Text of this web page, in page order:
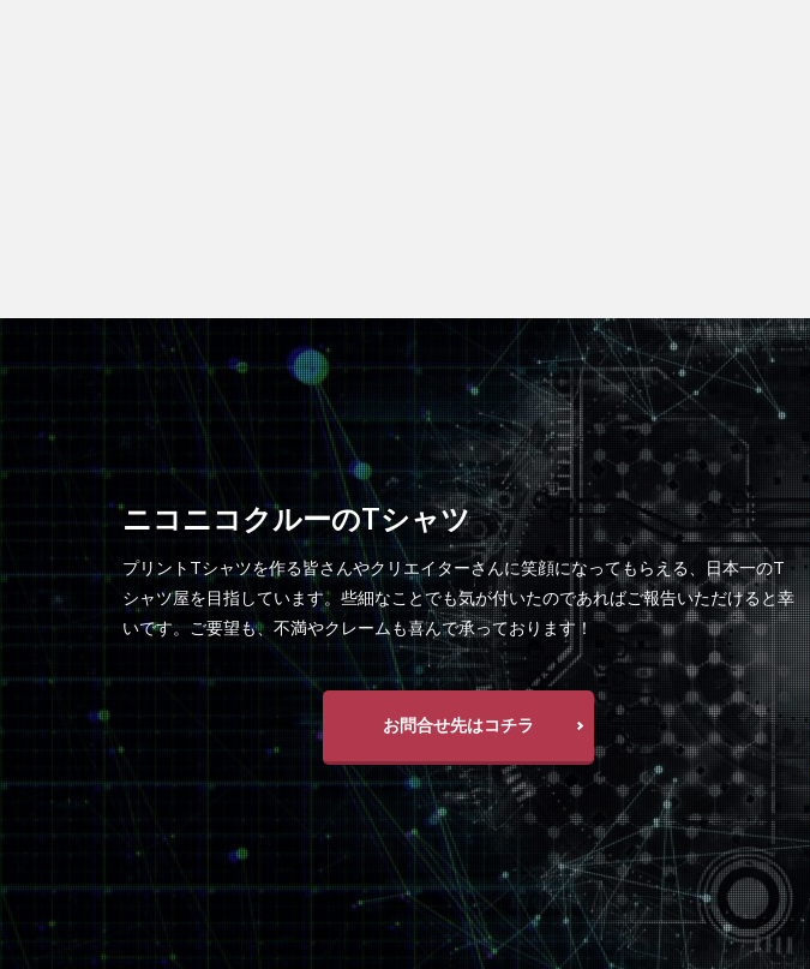
ニコニコクルーのTシャツ
プリントTシャツを作る皆さんやクリエイターさんに笑顔になってもらえる、日本一のT
シャツ屋を目指しています。些細なことでも気が付いたのであればご報告いただけると幸
いです。ご要望も、不満やクレームも喜んで承っております！
お問合せ先はコチラ